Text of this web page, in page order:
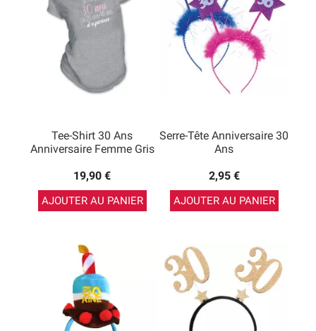
Tee-Shirt 30 Ans
Anniversaire Femme Gris
19,90 €
AJOUTER AU PANIER
Serre-Tête Anniversaire 30
Ans
2,95 €
AJOUTER AU PANIER